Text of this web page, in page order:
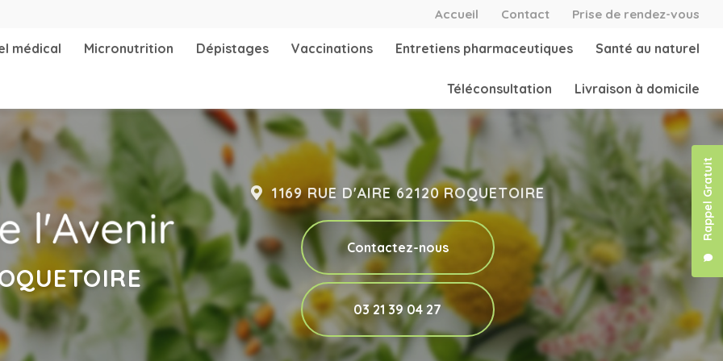
Rappel Gratuit
Accueil Contact Prise de rendez-vous
médical Micronutrition Dépistages Vaccinations Entretiens pharmaceutiques Santé au naturel
Téléconsultation Livraison à domicile
1169 RUE D'AIRE 62120 ROQUETOIRE
Contactez-nous
03 21 39 04 27